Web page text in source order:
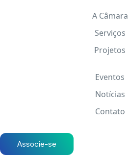
A Câmara
Serviços
Projetos
Eventos
Notícias
Contato
Associe-se